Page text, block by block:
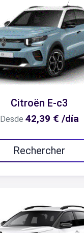
Citroën E-c3
Desde 42,39 € /día
Rechercher